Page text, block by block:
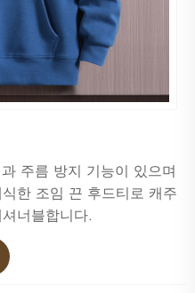
주름 방지 기능이 있으며
한 조임 끈 후드티로 캐주
너블합니다.